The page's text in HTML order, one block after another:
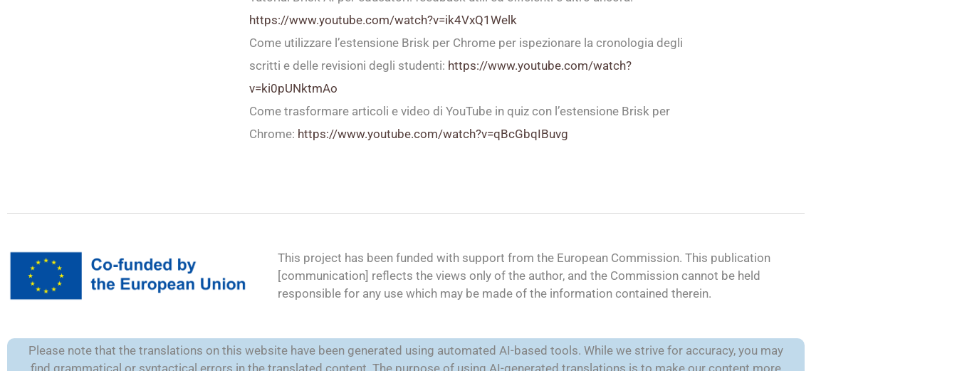
https://www.youtube.com/watch?v=ik4VxQ1Welk
Come utilizzare l’estensione Brisk per Chrome per ispezionare la cronologia degli
scritti e delle revisioni degli studenti: https://www.youtube.com/watch?
v=ki0pUNktmAo
Come trasformare articoli e video di YouTube in quiz con l’estensione Brisk per
Chrome: https://www.youtube.com/watch?v=qBcGbqIBuvg
This project has been funded with support from the European Commission. This publication
[communication] reflects the views only of the author, and the Commission cannot be held
responsible for any use which may be made of the information contained therein.
Please note that the translations on this website have been generated using automated AI-based tools. While we strive for accuracy, you may
find grammatical or syntactical errors in the translated content. The purpose of using AI-generated translations is to make our content more